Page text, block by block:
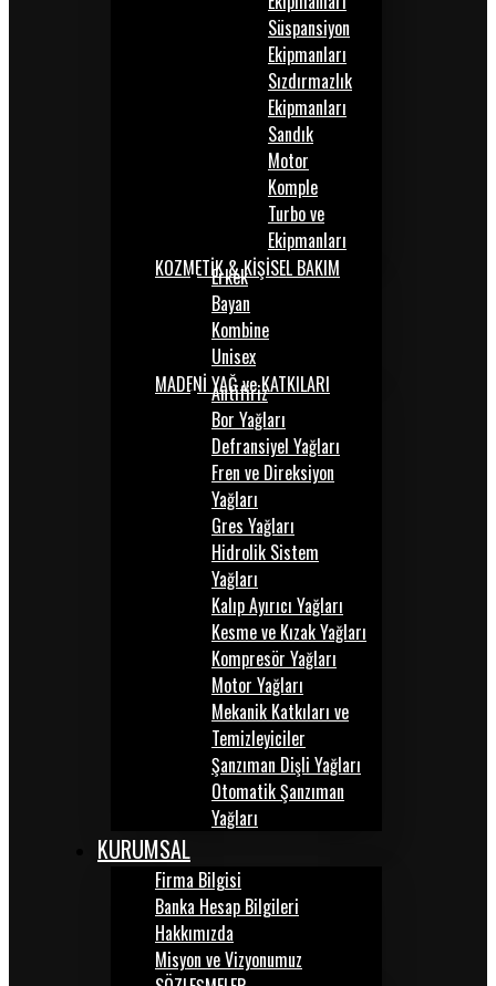
Süspansiyon
Ekipmanları
Sızdırmazlık
Ekipmanları
Sandık
Motor
Komple
Turbo ve
Ekipmanları
KOZMETİK & KİŞİSEL BAKIM
Erkek
Bayan
Kombine
Unisex
MADENİ YAĞ ve KATKILARI
Antifiriz
Bor Yağları
Defransiyel Yağları
Fren ve Direksiyon
Yağları
Gres Yağları
Hidrolik Sistem
Yağları
Kalıp Ayırıcı Yağları
Kesme ve Kızak Yağları
Kompresör Yağları
Motor Yağları
Mekanik Katkıları ve
Temizleyiciler
Şanzıman Dişli Yağları
Otomatik Şanzıman
Yağları
KURUMSAL
Firma Bilgisi
Banka Hesap Bilgileri
Hakkımızda
Misyon ve Vizyonumuz